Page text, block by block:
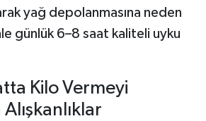
yağ depolanmasına neden
günlük 6–8 saat kaliteli uyku
Kilo Vermeyi